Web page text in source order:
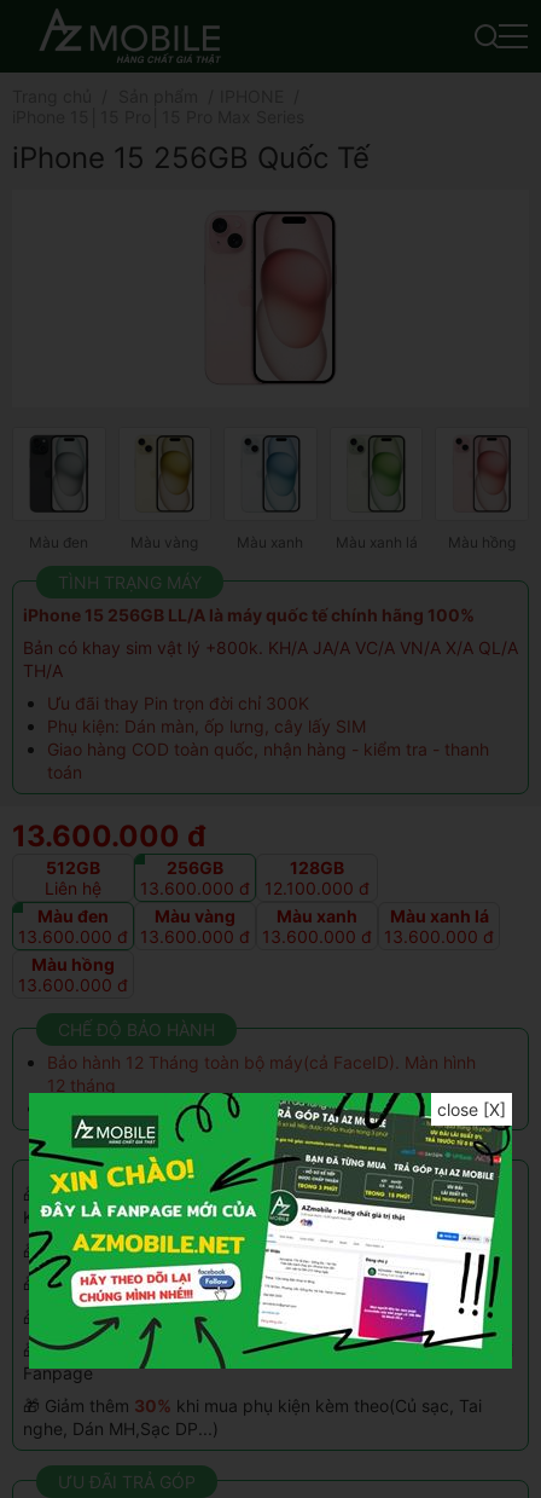
iPhone 15 256GB Quốc Tế
Màu đen Màu vàng Màu xanh Màu xanh lá Màu hồng
TÌNH TRẠNG MÁY
iPhone 15 256GB LL/A là máy quốc tế chính hãng 100%
Bản có khay sim vật lý +800k. KH/A JA/A VC/A VN/A X/A QL/A
TH/A
Ưu đãi thay Pin trọn đời chỉ 300K
Phụ kiện: Dán màn, ốp lưng, cây lấy SIM
Giao hàng COD toàn quốc, nhận hàng - kiểm tra - thanh
toán
13.600.000 đ
512GB
Liên hệ
256GB
13.600.000 đ
128GB
12.100.000 đ
Màu đen
13.600.000 đ
Màu vàng
13.600.000 đ
Màu xanh
13.600.000 đ
Màu xanh lá
13.600.000 đ
Màu hồng
13.600.000 đ
CHẾ ĐỘ BẢO HÀNH
Bảo hành 12 Tháng toàn bộ máy(cả FaceID). Màn hình
12 tháng
Bao dùng đổi trả sản phẩm trong 15 ngày
CHƯƠNG TRÌNH KHUYẾN MÃI
🎁 Giảm thêm
5% tối đa500.000đkhi thanh toán qua
Kredivo, Home Paylate
🎁 Giảm 100k - 500k khi mua hàng vàongày sinh nhật
🎁 Trả góp 0%qua thẻ tín dụng(hỗ trợ đến 24 ngân hàng)
🎁 Tặng quà tích điểm1%
đổi với khách hàng thân quen
🎁 Giảm 100K khi ship xa và đặt hàng chuyển khoảntrước
Fanpage
🎁 Giảm thêm 30% khi mua phụ kiện kèm theo(Củ sạc, Tai
nghe, Dán MH,Sạc DP...)
ƯU ĐÃI TRẢ GÓP
close [X]